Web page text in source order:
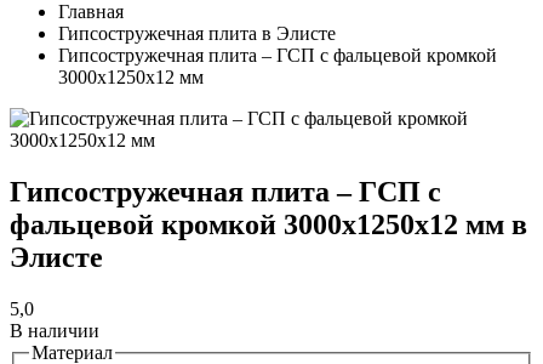
Главная
Гипсостружечная плита в Элисте
Гипсостружечная плита – ГСП с фальцевой кромкой
3000х1250х12 мм
Гипсостружечная плита – ГСП с
фальцевой кромкой 3000х1250х12 мм в
Элисте
5,0
В наличии
Материал